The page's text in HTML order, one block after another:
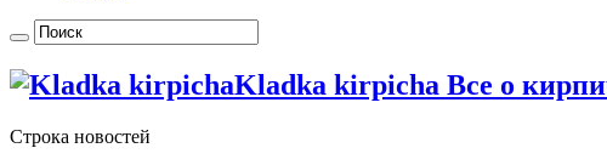
Kladka kirpicha Все о
Строка новостей